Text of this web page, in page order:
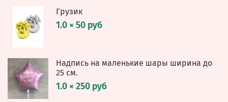
Грузик
1.0 × 50 руб
Надпись на маленькие шары ширина до
25 см.
1.0 × 250 руб